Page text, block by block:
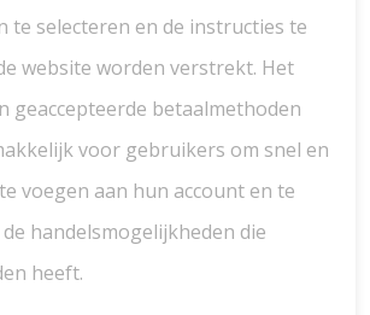
te selecteren en de instructies te
website worden verstrekt. Het
geaccepteerde betaalmethoden
voor gebruikers om snel en
voegen aan hun account en te
handelsmogelijkheden die
heeft.